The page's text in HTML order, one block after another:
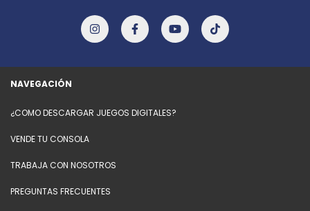
NAVEGACIÓN
¿COMO DESCARGAR JUEGOS DIGITALES?
VENDE TU CONSOLA
TRABAJA CON NOSOTROS
PREGUNTAS FRECUENTES